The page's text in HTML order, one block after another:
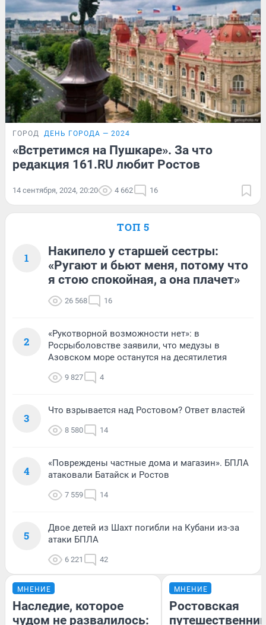
ГОРОД ДЕНЬ ГОРОДА — 2024
«Встретимся на Пушкаре». За что
редакция 161.RU любит Ростов
14 сентября, 2024, 20:20 4 662 16
ТОП 5
1
Накипело у старшей сестры:
«Ругают и бьют меня, потому что
я стою спокойная, а она плачет»
26 568 16
2
«Рукотворной возможности нет»: в
Росрыболовстве заявили, что медузы в
Азовском море останутся на десятилетия
9 827 4
3
Что взрывается над Ростовом? Ответ властей
8 580 14
4
«Повреждены частные дома и магазин». БПЛА
атаковали Батайск и Ростов
7 559 14
5
Двое детей из Шахт погибли на Кубани из-за
атаки БПЛА
6 221 42
МНЕНИЕ
Наследие, которое
чудом не развалилось:
МНЕНИЕ
Ростовская